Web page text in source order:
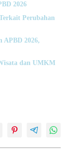
2026
Perubahan
APBD 2026,
dan UMKM